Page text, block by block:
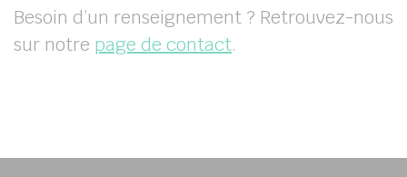
Besoin d’un renseignement ? Retrouvez-nous
sur notre page de contact.